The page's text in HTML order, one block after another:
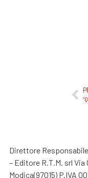
Direttore
– Editore R.T.M. srl Via
Modica(97015) P.IVA